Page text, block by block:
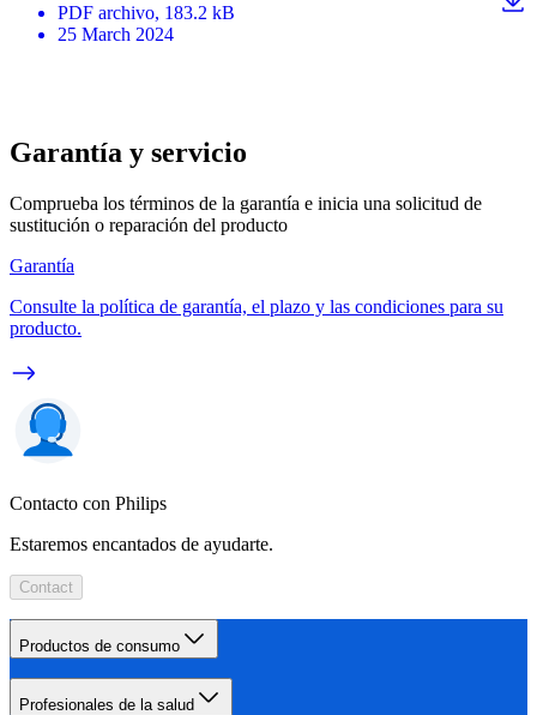
PDF archivo, 183.2 kB
25 March 2024
Garantía y servicio
Comprueba los términos de la garantía e inicia una solicitud de
sustitución o reparación del producto
Garantía
Consulte la política de garantía, el plazo y las condiciones para su
producto.
Contacto con Philips
Estaremos encantados de ayudarte.
Contact
Productos de consumo
Profesionales de la salud